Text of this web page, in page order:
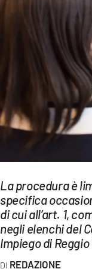
ECONOMIA E
SPORT
LAC NETWORK
LAC ONAIR
Network
La procedura è
specifica
di cui all’art. 1,
negli elenchi del
Impiego di
REDAZIONE